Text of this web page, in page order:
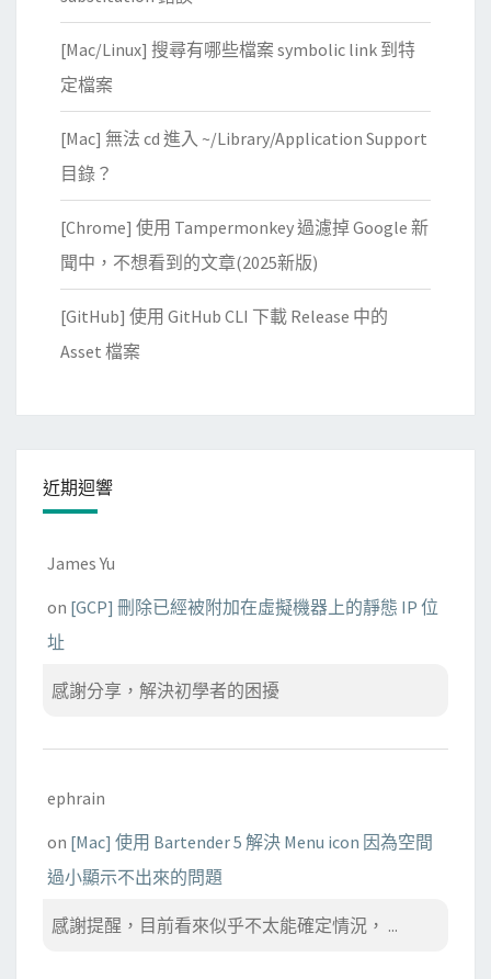
[Mac/Linux] 搜尋有哪些檔案 symbolic link 到特
定檔案
[Mac] 無法 cd 進入 ~/Library/Application Support
目錄？
[Chrome] 使用 Tampermonkey 過濾掉 Google 新
聞中，不想看到的文章(2025新版)
[GitHub] 使用 GitHub CLI 下載 Release 中的
Asset 檔案
近期迴響
James Yu
on [GCP] 刪除已經被附加在虛擬機器上的靜態 IP 位
址
感謝分享，解決初學者的困擾
ephrain
on [Mac] 使用 Bartender 5 解決 Menu icon 因為空間
過小顯示不出來的問題
感謝提醒，目前看來似乎不太能確定情況， ...